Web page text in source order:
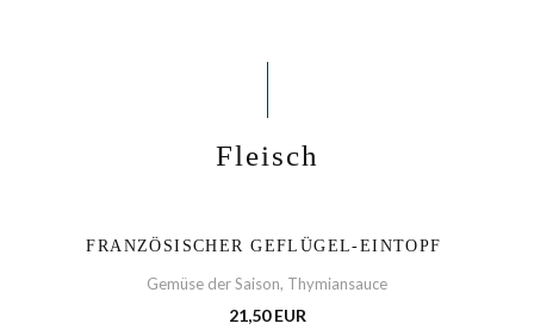
Fleisch
FRANZÖSISCHER GEFLÜGEL-EINTOPF
Gemüse der Saison, Thymiansauce
21,50 EUR